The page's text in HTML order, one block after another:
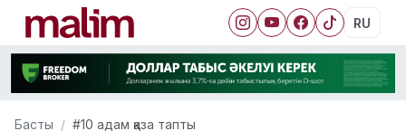
RU
Басты #10 адам қаза тапты